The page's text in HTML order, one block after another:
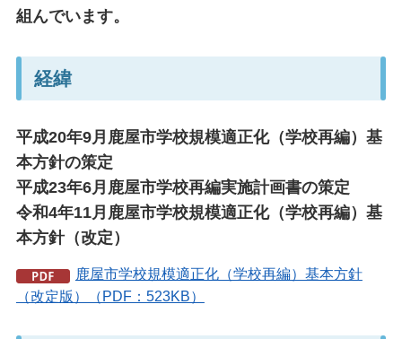
組んでいます。
経緯
平成20年9月鹿屋市学校規模適正化（学校再編）基
本方針の策定
平成23年6月鹿屋市学校再編実施計画書の策定
令和4年11月鹿屋市学校規模適正化（学校再編）基
本方針（改定）
鹿屋市学校規模適正化（学校再編）基本方針
（改定版）（PDF：523KB）